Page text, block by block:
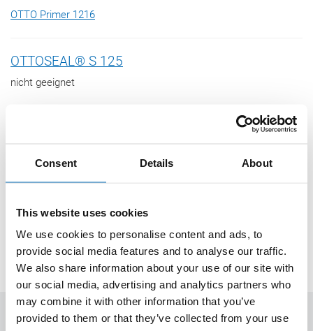
Consent Details About
This website uses cookies
We use cookies to personalise content and ads, to
provide social media features and to analyse our traffic.
We also share information about your use of our site with
our social media, advertising and analytics partners who
may combine it with other information that you’ve
provided to them or that they’ve collected from your use
OTTO Primer 1216
OTTOSEAL® S 125
nicht geeignet
OTTO